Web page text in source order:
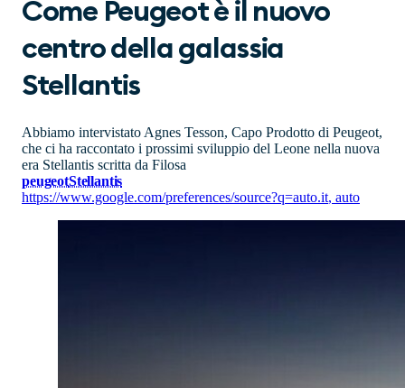
Come Peugeot è il nuovo
centro della galassia
Stellantis
Abbiamo intervistato Agnes Tesson, Capo Prodotto di Peugeot,
che ci ha raccontato i prossimi sviluppio del Leone nella nuova
era Stellantis scritta da Filosa
peugeotStellantis
https://www.google.com/preferences/source?q=auto.it, auto